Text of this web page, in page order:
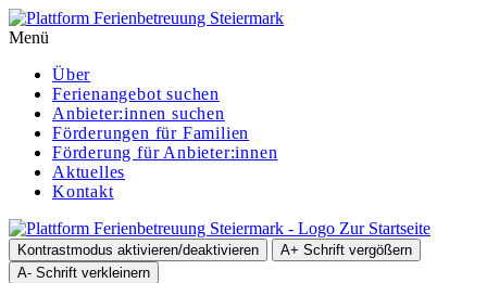
Menü
Über
Ferienangebot suchen
Anbieter:innen suchen
För­de­run­gen für Familien
Förderung für Anbieter:innen
Aktuelles
Kontakt
Zur Startseite
Kontrastmodus aktivieren/deaktivieren A+ Schrift vergößern
A- Schrift verkleinern